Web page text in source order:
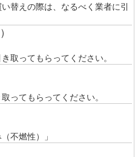
替えの際は、なるべく業者に引
取ってもらってください。
ってもらってください。
不燃性）」